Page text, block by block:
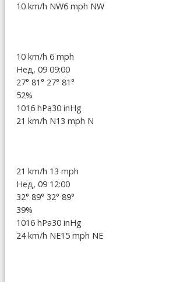
10 km/h NW6 mph NW
10 km/h 6 mph
Нед, 09 09:00
27° 81° 27° 81°
52%
1016 hPa30 inHg
21 km/h N13 mph N
21 km/h 13 mph
Нед, 09 12:00
32° 89° 32° 89°
39%
1016 hPa30 inHg
24 km/h NE15 mph NE